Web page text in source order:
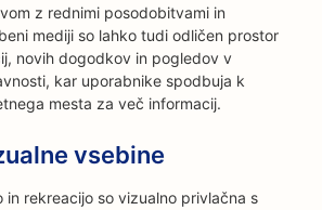
z rednimi posodobitvami in
mediji so lahko tudi odličen prostor
novih dogodkov in pogledov v
kar uporabnike spodbuja k
mesta za več informacij.
vsebine
in rekreacijo so vizualno privlačna s